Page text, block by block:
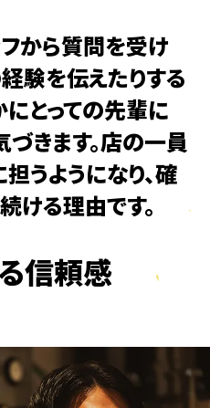
から質問を受け
験を伝えたりする
にとっての先輩に
づきます。店の一員
うようになり、確
ける理由です。
信頼感